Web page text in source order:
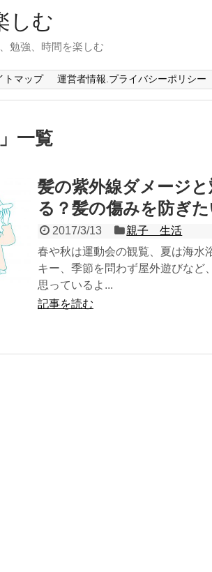
しむ
勉強、時間を楽しむ
トマップ 運営者情報.プライバシーポリシー
」 一覧
髪の紫外線ダメージ
る？髪の傷みを防ぎ
2017/3/13
親子 生活
春や秋は運動会の観覧、夏は海水
キー、季節を問わず屋外遊びなど
思っているよ...
記事を読む